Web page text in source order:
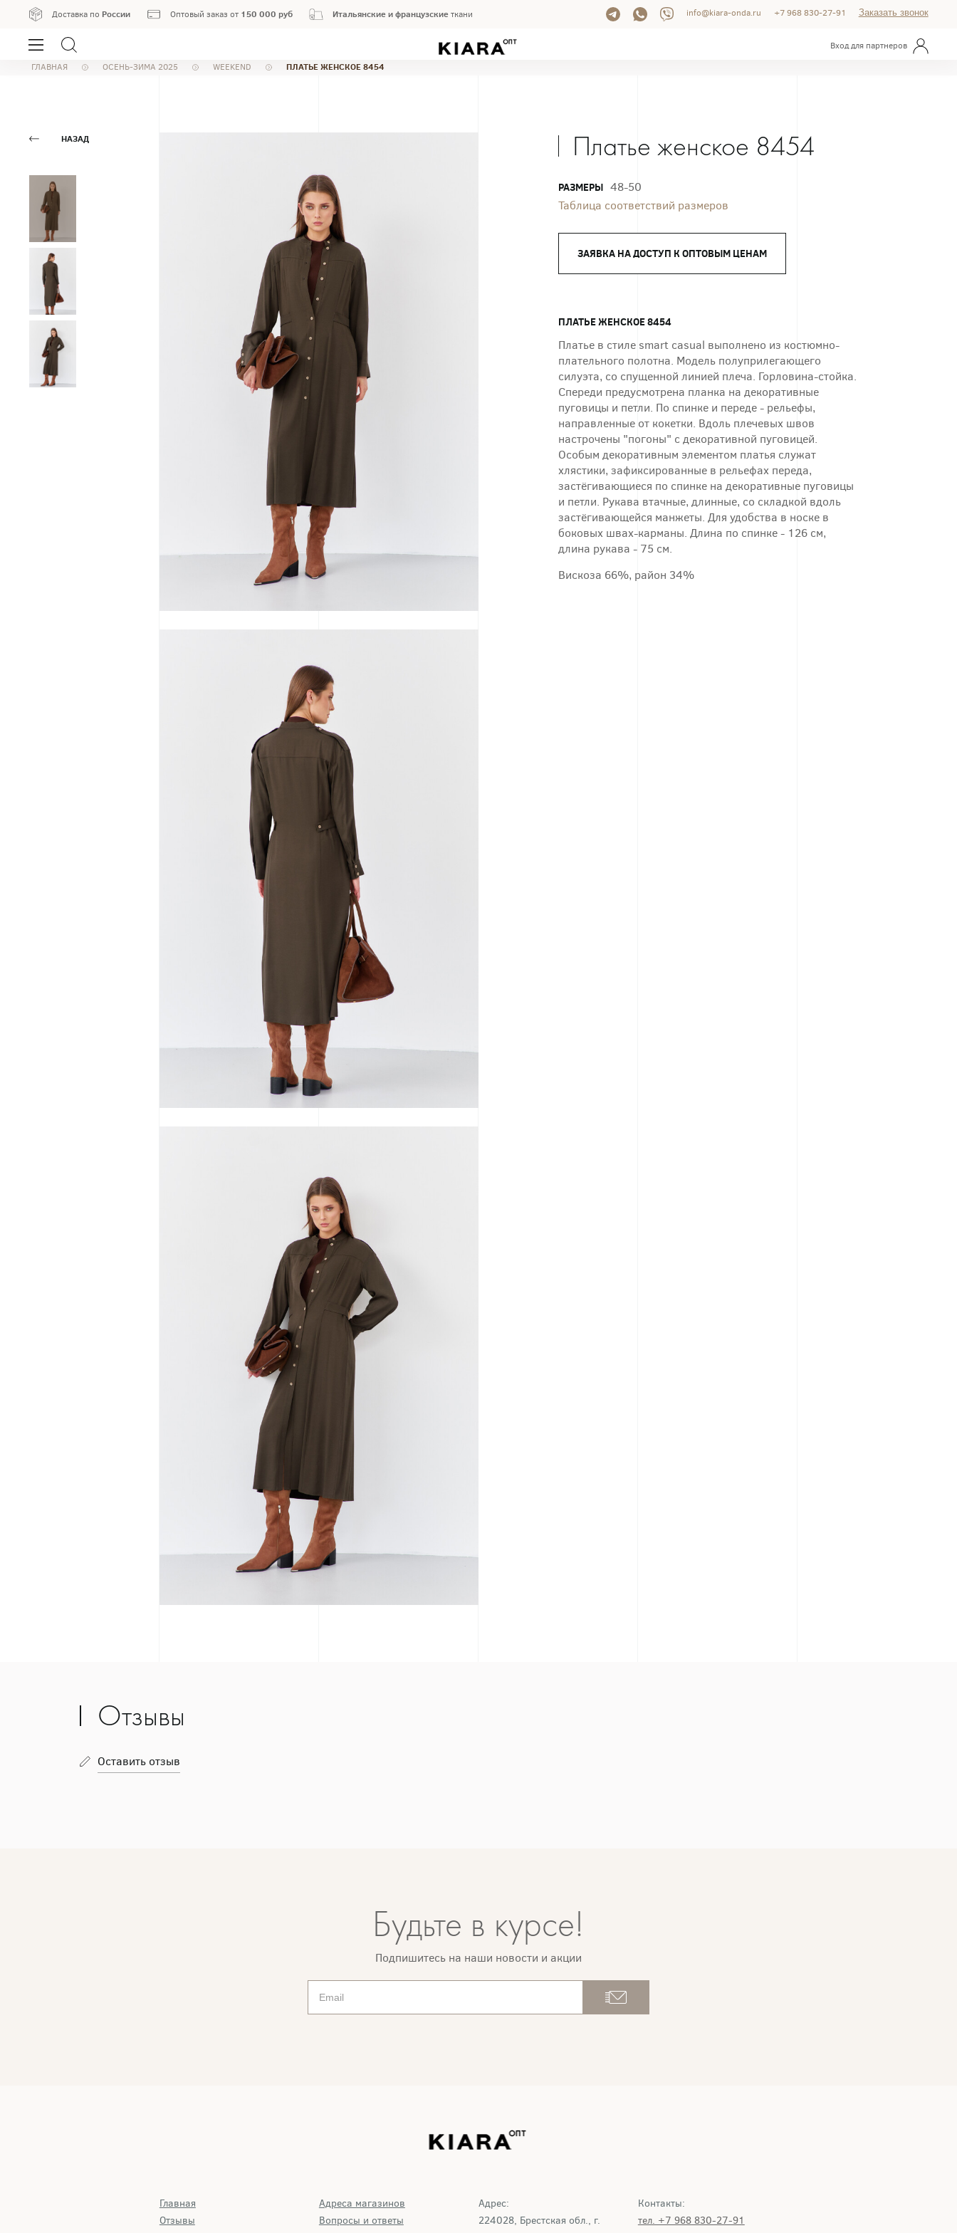
Доставка по России Оптовый заказ от 150 000 руб Итальянские и французскиеткани info@kiara-onda.ru +7 968 830-27-91 Заказать звонок
Вход для партнеров
ГЛАВНАЯ
ОСЕНЬ-ЗИМА 2025 WEEKEND ПЛАТЬЕ ЖЕНСКОЕ 8454
НАЗАД Платье женское 8454
РАЗМЕРЫ 48-50
Таблица соответствий размеров
ЗАЯВКА НА ДОСТУП К ОПТОВЫМ ЦЕНАМ
ПЛАТЬЕ ЖЕНСКОЕ 8454
Платье в стиле smart casual выполнено из костюмно-
плательного полотна. Модель полуприлегающего
силуэта, со спущенной линией плеча. Горловина-стойка.
Спереди предусмотрена планка на декоративные
пуговицы и петли. По спинке и переде - рельефы,
направленные от кокетки. Вдоль плечевых швов
настрочены "погоны" с декоративной пуговицей.
Особым декоративным элементом платья служат
хлястики, зафиксированные в рельефах переда,
застёгивающиеся по спинке на декоративные пуговицы
и петли. Рукава втачные, длинные, со складкой вдоль
застёгивающейся манжеты. Для удобства в носке в
боковых швах-карманы. Длина по спинке - 126 см,
длина рукава - 75 см.
Вискоза 66%, район 34%
Отзывы
Оставить отзыв
Будьте в курсе!
Подпишитесь на наши новости и акции
Главная
Отзывы
Адреса магазинов
Вопросы и ответы
Адрес:
224028, Брестская обл., г.
Контакты:
тел. +7 968 830-27-91